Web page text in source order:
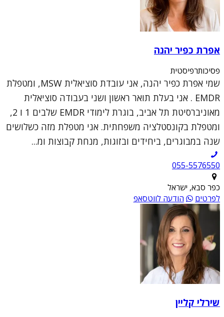
אפרת כפיר יהנה
פסיכותרפיסטית
שמי אפרת כפיר יהנה, אני עובדת סוציאלית MSW, ומטפלת
EMDR . אני בעלת תואר ראשון ושני בעבודה סוציאלית
מאוניברסיטת תל אביב, בוגרת לימודי EMDR שלבים 1 ו 2,
ומטפלת בקונסטלציה משפחתית. אני מטפלת מזה כשלושים
שנה במבוגרים, ביחידים ובזוגות, מנחת קבוצות ומ...
055-5576550
כפר סבא, ישראל
לפרטים
הודעה לווטסאפ
שירלי קליין